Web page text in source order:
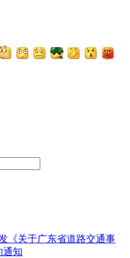
《关于广东省道路交通事
通知